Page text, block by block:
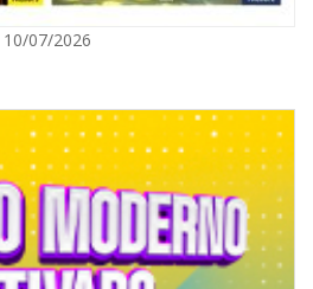
10/07/2026